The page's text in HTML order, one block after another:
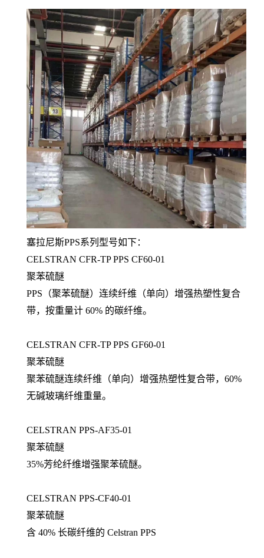
塞拉尼斯PPS系列型号如下：
CELSTRAN CFR-TP PPS CF60-01
聚苯硫醚
PPS（聚苯硫醚）连续纤维（单向）增强热塑性复合
带，按重量计 60% 的碳纤维。
CELSTRAN CFR-TP PPS GF60-01
聚苯硫醚
聚苯硫醚连续纤维（单向）增强热塑性复合带，60%
无碱玻璃纤维重量。
CELSTRAN PPS-AF35-01
聚苯硫醚
35%芳纶纤维增强聚苯硫醚。
CELSTRAN PPS-CF40-01
聚苯硫醚
含 40% 长碳纤维的 Celstran PPS